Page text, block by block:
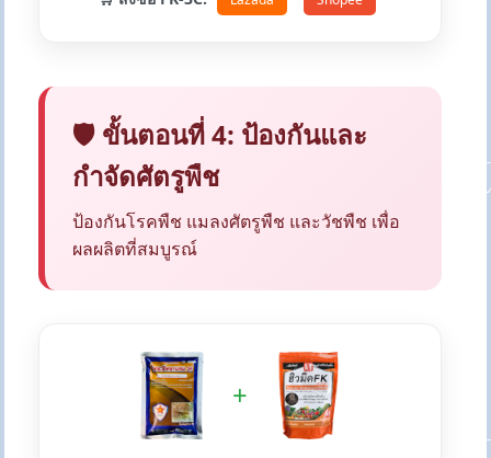
🛡️ ขั้นตอนที่ 4: ป้องกันและ
กำจัดศัตรูพืช
ป้องกันโรคพืช แมลงศัตรูพืช และวัชพืช เพื่อ
ผลผลิตที่สมบูรณ์
+